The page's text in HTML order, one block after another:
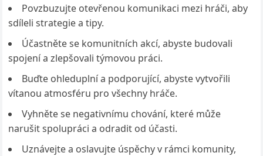
Povzbuzujte otevřenou komunikaci mezi hráči, aby
sdíleli strategie a tipy.
Účastněte se komunitních akcí, abyste budovali
spojení a zlepšovali týmovou práci.
Buďte ohleduplní a podporující, abyste vytvořili
vítanou atmosféru pro všechny hráče.
Vyhněte se negativnímu chování, které může
narušit spolupráci a odradit od účasti.
Uznávejte a oslavujte úspěchy v rámci komunity,